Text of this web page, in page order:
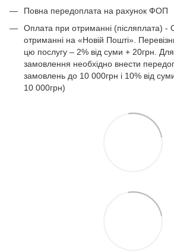
Повна передоплата на рахунок ФОП
Оплата при отриманні (післяплата) -
отриманні на «Новій Пошті».
цю послугу – 2% від суми + 20грн.
замовлення необхідно внести
замовлень до 10 000грн і 10% від
10 000грн)